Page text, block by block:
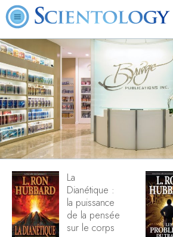
La
Dianétique :
la puissance
de la pensée
sur le corps